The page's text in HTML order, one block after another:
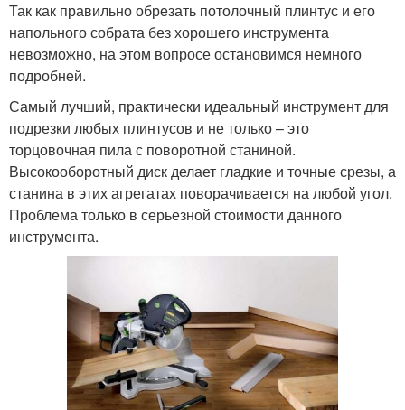
Так как правильно обрезать потолочный плинтус и его
напольного собрата без хорошего инструмента
невозможно, на этом вопросе остановимся немного
подробней.
Самый лучший, практически идеальный инструмент для
подрезки любых плинтусов и не только – это
торцовочная пила с поворотной станиной.
Высокооборотный диск делает гладкие и точные срезы, а
станина в этих агрегатах поворачивается на любой угол.
Проблема только в серьезной стоимости данного
инструмента.